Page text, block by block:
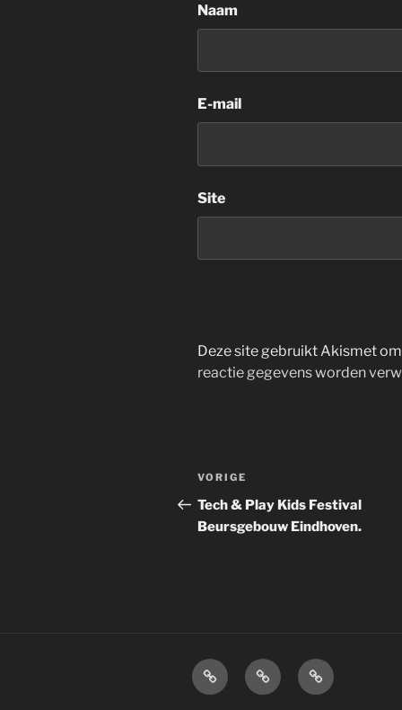
Naam
E-mail
Site
Deze site gebruikt Akismet
reactie gegevens worden
Bericht
navigatie
Vorig
bericht
VORIGE
Tech & Play Kids Festival
Beursgebouw Eindhoven.
Home
Over
mij.
Disclaimer.